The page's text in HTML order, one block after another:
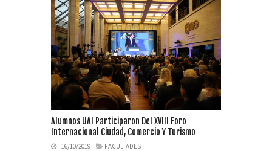
Alumnos UAI Participaron Del XVIII Foro
Internacional Ciudad, Comercio Y Turismo
16/10/2019 FACULTADES